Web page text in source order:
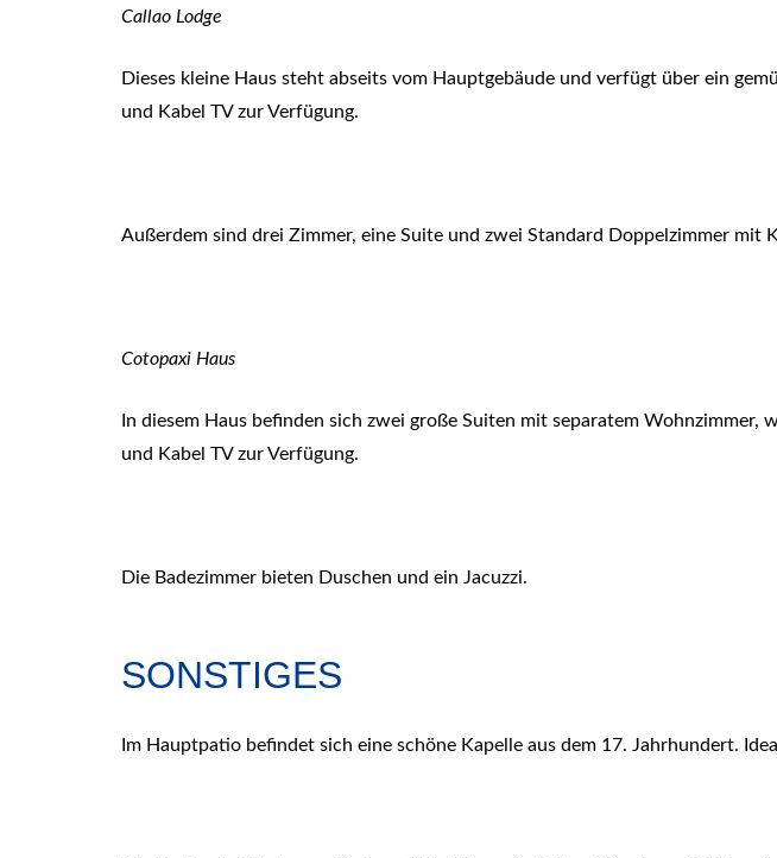
Callao Lodge
Dieses kleine Haus steht abseits vom Hauptgebäude und verfügt über ein
und Kabel TV zur Verfügung.
Außerdem sind drei Zimmer, eine Suite und zwei Standard Doppelzimmer
Cotopaxi Haus
In diesem Haus befinden sich zwei große Suiten mit separatem
und Kabel TV zur Verfügung.
Die Badezimmer bieten Duschen und ein Jacuzzi.
SONSTIGES
Im Hauptpatio befindet sich eine schöne Kapelle aus dem 17. Jahrhundert.